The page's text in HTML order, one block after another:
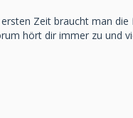
Zeit braucht man
hört dir immer zu und